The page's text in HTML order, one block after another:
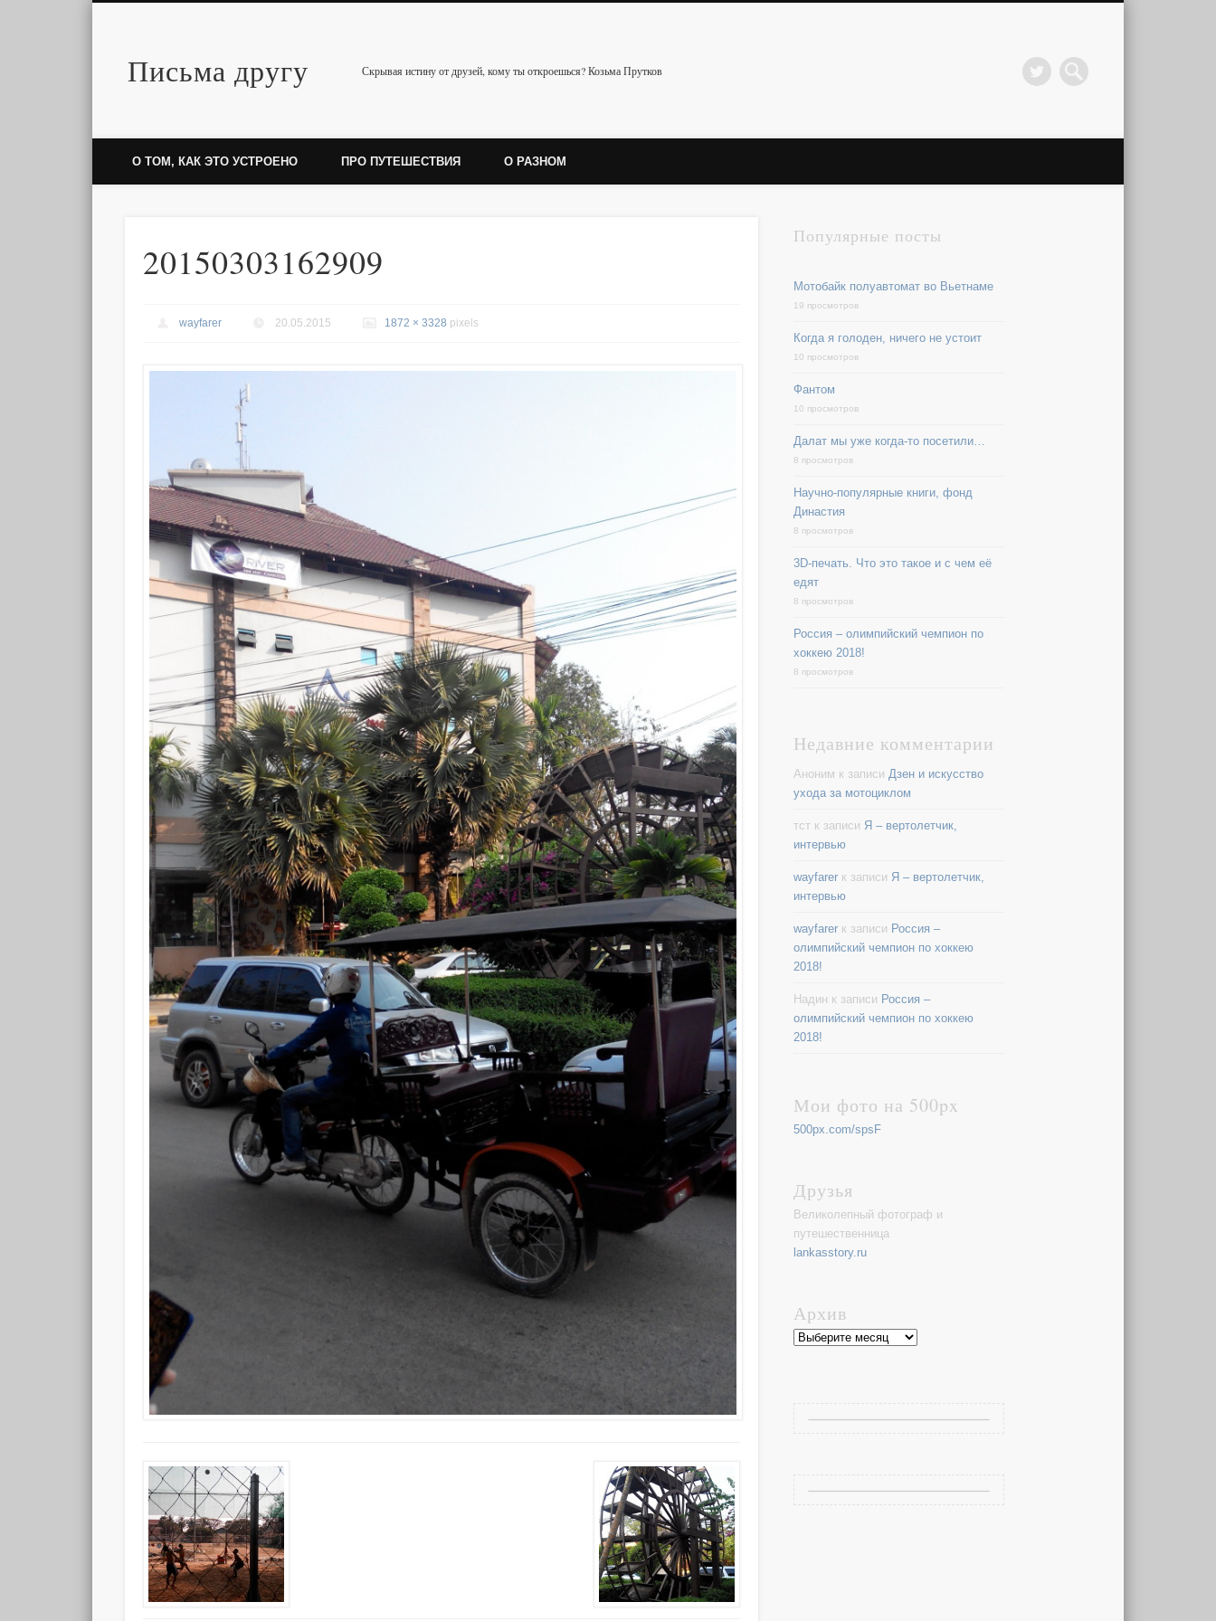
Письма другу Скрывая истину от друзей, кому ты откроешься? Козьма Прутков
Twitter
О ТОМ, КАК ЭТО УСТРОЕНО ПРО ПУТЕШЕСТВИЯ О РАЗНОМ
20150303162909
wayfarer 20.05.2015 1872 × 3328 pixels
Популярные посты
Мотобайк полуавтомат во Вьетнаме
19 просмотров
Когда я голоден, ничего не устоит
10 просмотров
Фантом
10 просмотров
Далат мы уже когда-то посетили…
8 просмотров
Научно-популярные книги, фонд
Династия
8 просмотров
3D-печать. Что это такое и с чем её
едят
8 просмотров
Россия – олимпийский чемпион по
хоккею 2018!
8 просмотров
Недавние комментарии
Аноним к записи Дзен и искусство
ухода за мотоциклом
тстк записи Я – вертолетчик,
интервью
wayfarerк записи Я – вертолетчик,
интервью
wayfarerк записи Россия –
олимпийский чемпион по хоккею
2018!
Надин к записи Россия –
олимпийский чемпион по хоккею
2018!
Мои фото на 500px
500px.com/spsF
Друзья
Великолепный фотограф и
путешественница
lankasstory.ru
Архив
Архив